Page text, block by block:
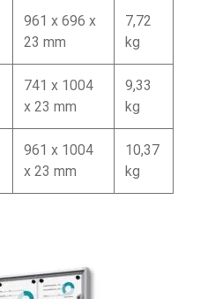
961 x 696 x
23 mm
7,72
kg
741 x 1004
x 23 mm
9,33
kg
961 x 1004
x 23 mm
10,37
kg